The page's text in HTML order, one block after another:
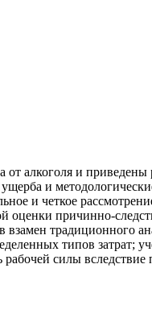
от алкоголя и
и
и четкое
оценки причинно-
традиционного
типов затрат;
рабочей силы